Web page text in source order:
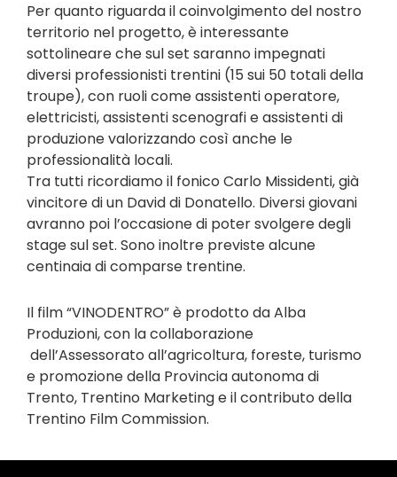
Per quanto riguarda il coinvolgimento del nostro
territorio nel progetto, è interessante
sottolineare che sul set saranno impegnati
diversi professionisti trentini (15 sui 50 totali della
troupe), con ruoli come assistenti operatore,
elettricisti, assistenti scenografi e assistenti di
produzione valorizzando così anche le
professionalità locali.
Tra tutti ricordiamo il fonico Carlo Missidenti, già
vincitore di un David di Donatello. Diversi giovani
avranno poi l’occasione di poter svolgere degli
stage sul set. Sono inoltre previste alcune
centinaia di comparse trentine.
Il film “VINODENTRO” è prodotto da Alba
Produzioni, con la collaborazione
dell’Assessorato all’agricoltura, foreste, turismo
e promozione della Provincia autonoma di
Trento, Trentino Marketing e il contributo della
Trentino Film Commission.